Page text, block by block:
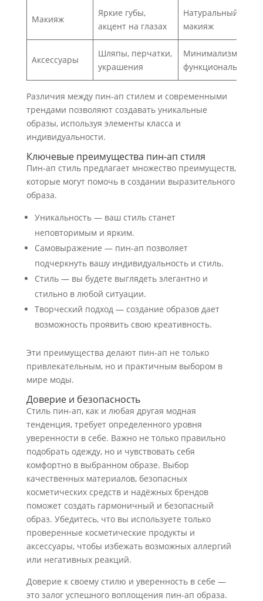
Макияж
Яркие губы,
акцент на глазах
Натуральный
макияж
Аксессуары
Шляпы, перчатки,
украшения
Минимализм и
функциональность
Различия между пин-ап стилем и современными
трендами позволяют создавать уникальные
образы, используя элементы класса и
индивидуальности.
Ключевые преимущества пин-ап стиля
Пин-ап стиль предлагает множество преимуществ,
которые могут помочь в создании выразительного
образа.
Уникальность — ваш стиль станет
неповторимым и ярким.
Самовыражение — пин-ап позволяет
подчеркнуть вашу индивидуальность и стиль.
Стиль — вы будете выглядеть элегантно и
стильно в любой ситуации.
Творческий подход — создание образов дает
возможность проявить свою креативность.
Эти преимущества делают пин-ап не только
привлекательным, но и практичным выбором в
мире моды.
Доверие и безопасность
Стиль пин-ап, как и любая другая модная
тенденция, требует определенного уровня
уверенности в себе. Важно не только правильно
подобрать одежду, но и чувствовать себя
комфортно в выбранном образе. Выбор
качественных материалов, безопасных
косметических средств и надёжных брендов
поможет создать гармоничный и безопасный
образ. Убедитесь, что вы используете только
проверенные косметические продукты и
аксессуары, чтобы избежать возможных аллергий
или негативных реакций.
Доверие к своему стилю и уверенность в себе —
это залог успешного воплощения пин-ап образа.